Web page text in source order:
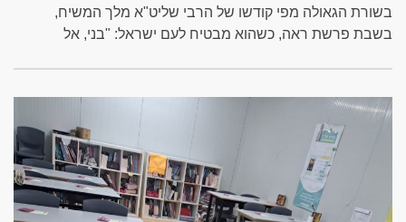
בשורת הגאולה מפי קודשו של הרבי שליט"א מלך המשיח,
בשבת פרשת ראה, כשהוא מבטיח לעם ישראל: "בני, אל